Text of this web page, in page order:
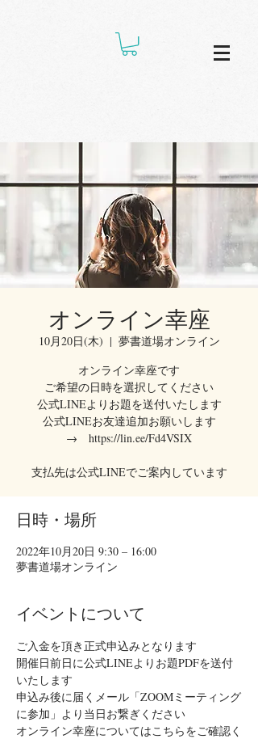
オンライン幸座
10月20日(木)
  |
夢書道場オンライン
オンライン幸座です
ご希望の日時を選択してください
公式LINEよりお題を送付いたします
公式LINEお友達追加お願いします
→ https://lin.ee/Fd4VSIX
支払先は公式LINEでご案内しています
日時・場所
2022年10月20日 9:30 – 16:00
夢書道場オンライン
イベントについて
ご入金を頂き正式申込みとなります
開催日前日に公式LINEよりお題PDFを送付
いたします
申込み後に届くメール「ZOOMミーティング
に参加」より当日お繋ぎください
オンライン幸座についてはこちらをご確認く